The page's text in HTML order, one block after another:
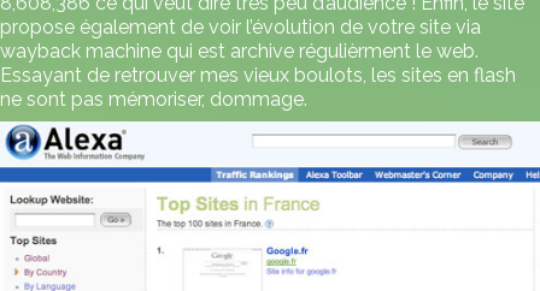
propose également de voir l’évolution de votre site via
wayback machine qui est archive régulièrment le web.
Essayant de retrouver mes vieux boulots, les sites en flash
ne sont pas mémoriser, dommage.